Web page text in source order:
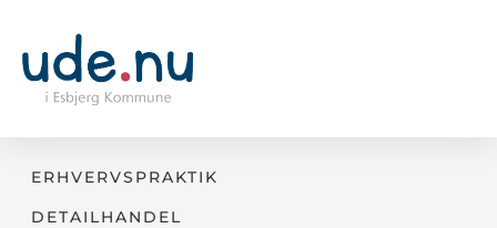
ERHVERVSPRAKTIK
DETAILHANDEL